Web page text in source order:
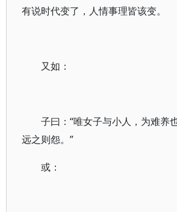
有说时代变了，人情事理皆该变。
又如：
子曰：“唯女子与小人，为难养
远之则怨。”
或：